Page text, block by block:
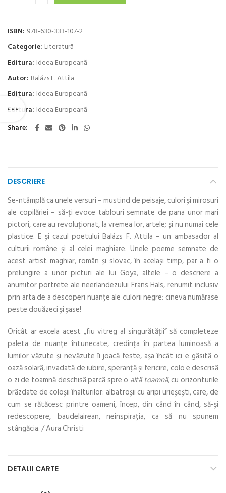
ISBN: 978-630-333-107-2
Categorie: Literatură
Editura: Ideea Europeană
Autor: Balázs F. Attila
Editura: Ideea Europeană
Editura: Ideea Europeană
Share
DESCRIERE
Se-ntâmplă ca unele versuri – mustind de peisaje, culori și mirosuri
ale copilăriei – să-ți evoce tablouri semnate de pana unor mari
pictori, care au revoluționat, la vremea lor, artele; și nu numai cele
plastice. E și cazul poetului Balázs F. Attila – un ambasador al
culturii române și al celei maghiare. Unele poeme semnate de
acest artist maghiar, român și slovac, în același timp, par a fi o
prelungire a unor picturi ale lui Goya, altele – o descriere a
anumitor portrete ale neerlandezului Frans Hals, renumit inclusiv
prin arta de a descoperi nuanțe ale culorii negre: cineva numărase
peste douăzeci și șase!
Oricât ar excela acest „fiu vitreg al singurătății” să completeze
paleta de nuanțe întunecate, credința în partea luminoasă a
lumilor văzute și nevăzute îi joacă feste, așa încât ici e găsită o
oază solară, invadată de iubire, speranță și fericire, colo e descrisă
o zi de toamnă deschisă parcă spre o altă toamnă, cu orizonturile
brăzdate de coloșii înalturilor: albatroșii cu aripi urieșești, care, de
cum se rătăcesc printre oameni, încep, din când în când, să-și
redescopere, baudelairean, neinspirația, ca să nu spunem
stângăcia. / Aura Christi
DETALII CARTE